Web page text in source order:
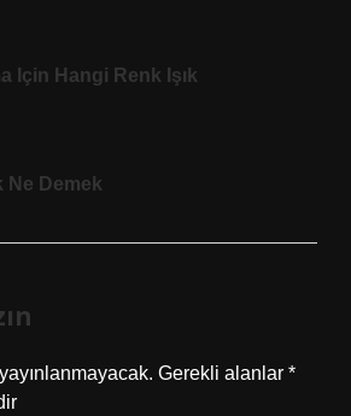
Için Hangi Renk Işık
Ne Demek
Gerekli alanlar *